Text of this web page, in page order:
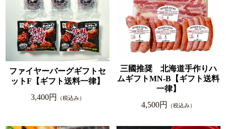
ファイヤーバーグギフトセ
ットF【ギフト送料一律】
3,400円
（税込み）
三國推奨 北海道手作りハ
ムギフトMN-B【ギフト送料
一律】
4,500円
（税込み）